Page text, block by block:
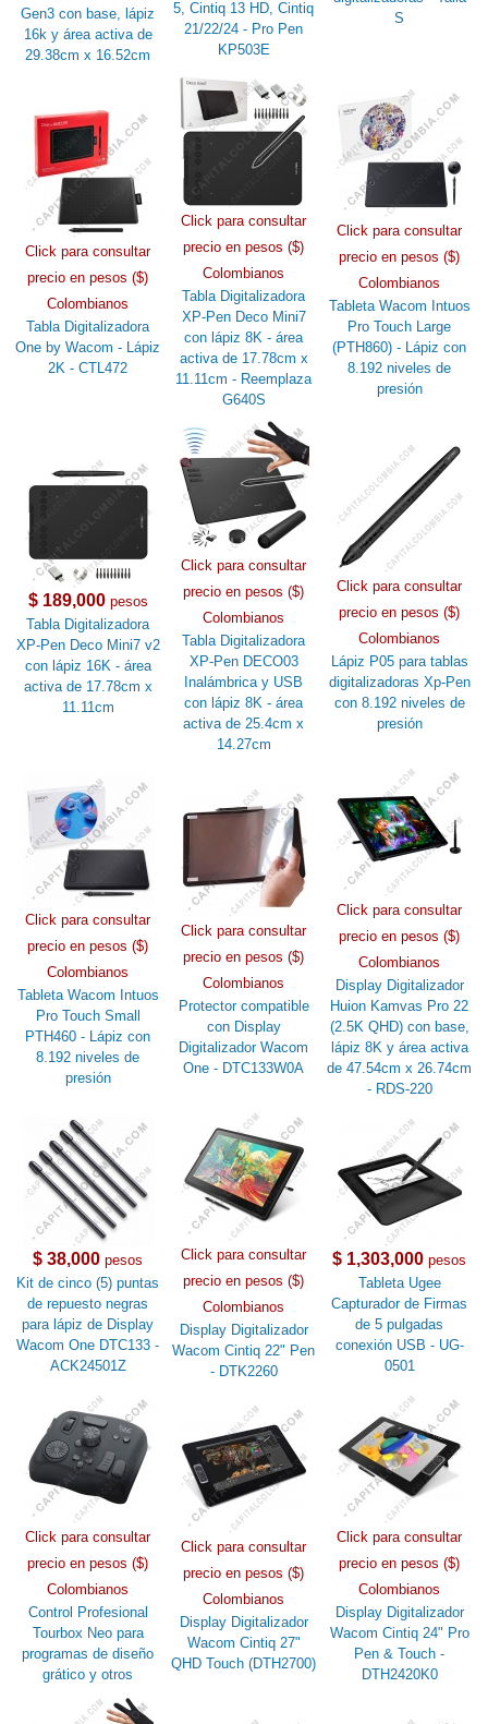
Gen3 con base, lápiz
16k y área activa de
29.38cm x 16.52cm
5, Cintiq 13 HD, Cintiq
21/22/24 - Pro Pen
KP503E
S
Click para consultar
precio en pesos ($)
Colombianos
Tabla Digitalizadora
One by Wacom - Lápiz
2K - CTL472
Click para consultar
precio en pesos ($)
Colombianos
Tabla Digitalizadora
XP-Pen Deco Mini7
con lápiz 8K - área
activa de 17.78cm x
11.11cm - Reemplaza
G640S
Click para consultar
precio en pesos ($)
Colombianos
Tableta Wacom Intuos
Pro Touch Large
(PTH860) - Lápiz con
8.192 niveles de
presión
$ 189,000pesos
Tabla Digitalizadora
XP-Pen Deco Mini7 v2
con lápiz 16K - área
activa de 17.78cm x
11.11cm
Click para consultar
precio en pesos ($)
Colombianos
Tabla Digitalizadora
XP-Pen DECO03
Inalámbrica y USB
con lápiz 8K - área
activa de 25.4cm x
14.27cm
Click para consultar
precio en pesos ($)
Colombianos
Lápiz P05 para tablas
digitalizadoras Xp-Pen
con 8.192 niveles de
presión
Click para consultar
precio en pesos ($)
Colombianos
Tableta Wacom Intuos
Pro Touch Small
PTH460 - Lápiz con
8.192 niveles de
presión
Click para consultar
precio en pesos ($)
Colombianos
Protector compatible
con Display
Digitalizador Wacom
One - DTC133W0A
Click para consultar
precio en pesos ($)
Colombianos
Display Digitalizador
Huion Kamvas Pro 22
(2.5K QHD) con base,
lápiz 8K y área activa
de 47.54cm x 26.74cm
- RDS-220
$ 38,000 pesos
Kit de cinco (5) puntas
de repuesto negras
para lápiz de Display
Wacom One DTC133 -
ACK24501Z
Click para consultar
precio en pesos ($)
Colombianos
Display Digitalizador
Wacom Cintiq 22" Pen
- DTK2260
$ 1,303,000 pesos
Tableta Ugee
Capturador de Firmas
de 5 pulgadas
conexión USB - UG-
0501
Click para consultar
precio en pesos ($)
Colombianos
Control Profesional
Tourbox Neo para
programas de diseño
grático y otros
Click para consultar
precio en pesos ($)
Colombianos
Display Digitalizador
Wacom Cintiq 27"
QHD Touch (DTH2700)
Click para consultar
precio en pesos ($)
Colombianos
Display Digitalizador
Wacom Cintiq 24" Pro
Pen & Touch -
DTH2420K0